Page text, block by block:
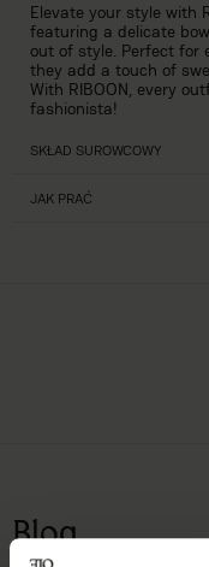
Elevate your style with
featuring a delicate
out of style. Perfect for
they add a touch of
With RIBOON, every
fashionista!
SKŁAD SUROWCOWY
JAK PRAĆ
Blog